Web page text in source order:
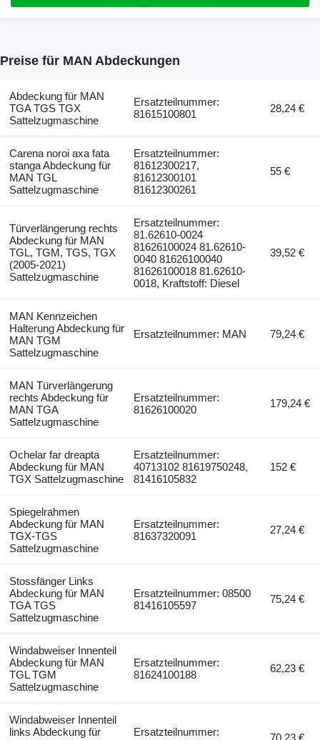
Preise für MAN Abdeckungen
Abdeckung für MAN
TGA TGS TGX
Sattelzugmaschine
Ersatzteilnummer:
81615100801
28,24 €
Carena noroi axa fata
stanga Abdeckung für
MAN TGL
Sattelzugmaschine
Ersatzteilnummer:
81612300217,
81612300101
81612300261
55 €
Türverlängerung rechts
Abdeckung für MAN
TGL, TGM, TGS, TGX
(2005-2021)
Sattelzugmaschine
Ersatzteilnummer:
81.62610-0024
81626100024 81.62610-
0040 81626100040
81626100018 81.62610-
0018, Kraftstoff: Diesel
39,52 €
MAN Kennzeichen
Halterung Abdeckung für
MAN TGM
Sattelzugmaschine
Ersatzteilnummer: MAN 79,24 €
MAN Türverlängerung
rechts Abdeckung für
MAN TGA
Sattelzugmaschine
Ersatzteilnummer:
81626100020
179,24 €
Ochelar far dreapta
Abdeckung für MAN
TGX Sattelzugmaschine
Ersatzteilnummer:
40713102 81619750248,
81416105832
152 €
Spiegelrahmen
Abdeckung für MAN
TGX-TGS
Sattelzugmaschine
Ersatzteilnummer:
81637320091
27,24 €
Stossfänger Links
Abdeckung für MAN
TGA TGS
Sattelzugmaschine
Ersatzteilnummer: 08500
81416105597
75,24 €
Windabweiser Innenteil
Abdeckung für MAN
TGL TGM
Sattelzugmaschine
Ersatzteilnummer:
81624100188
62,23 €
Windabweiser Innenteil
links Abdeckung für
Ersatzteilnummer: